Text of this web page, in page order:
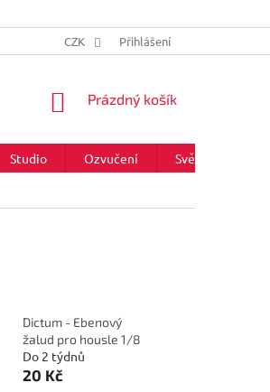
CZK Přihlášení
NÁKUPNÍ
Prázdný košík
Studio Ozvučení Světla
Dictum - Ebenový
žalud pro housle 1/8
Do 2 týdnů
20 Kč